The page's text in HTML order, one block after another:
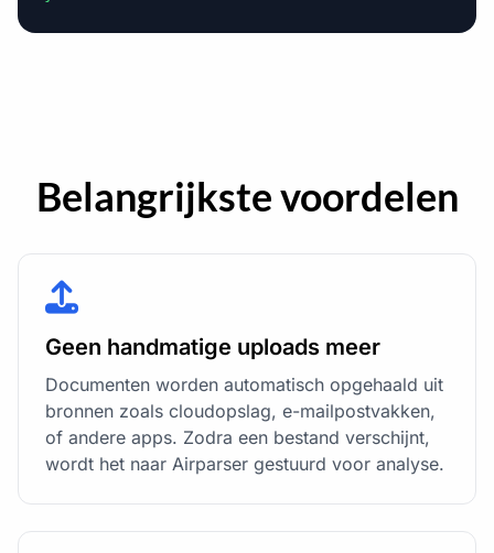
Belangrijkste voordelen
Geen handmatige uploads meer
Documenten worden automatisch opgehaald uit
bronnen zoals cloudopslag, e-mailpostvakken,
of andere apps. Zodra een bestand verschijnt,
wordt het naar Airparser gestuurd voor analyse.